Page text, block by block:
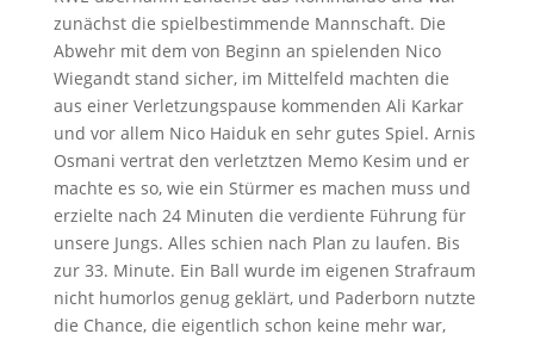
zunächst die spielbestimmende Mannschaft. Die
Abwehr mit dem von Beginn an spielenden Nico
Wiegandt stand sicher, im Mittelfeld machten die
aus einer Verletzungspause kommenden Ali Karkar
und vor allem Nico Haiduk en sehr gutes Spiel. Arnis
Osmani vertrat den verletztzen Memo Kesim und er
machte es so, wie ein Stürmer es machen muss und
erzielte nach 24 Minuten die verdiente Führung für
unsere Jungs. Alles schien nach Plan zu laufen. Bis
zur 33. Minute. Ein Ball wurde im eigenen Strafraum
nicht humorlos genug geklärt, und Paderborn nutzte
die Chance, die eigentlich schon keine mehr war,